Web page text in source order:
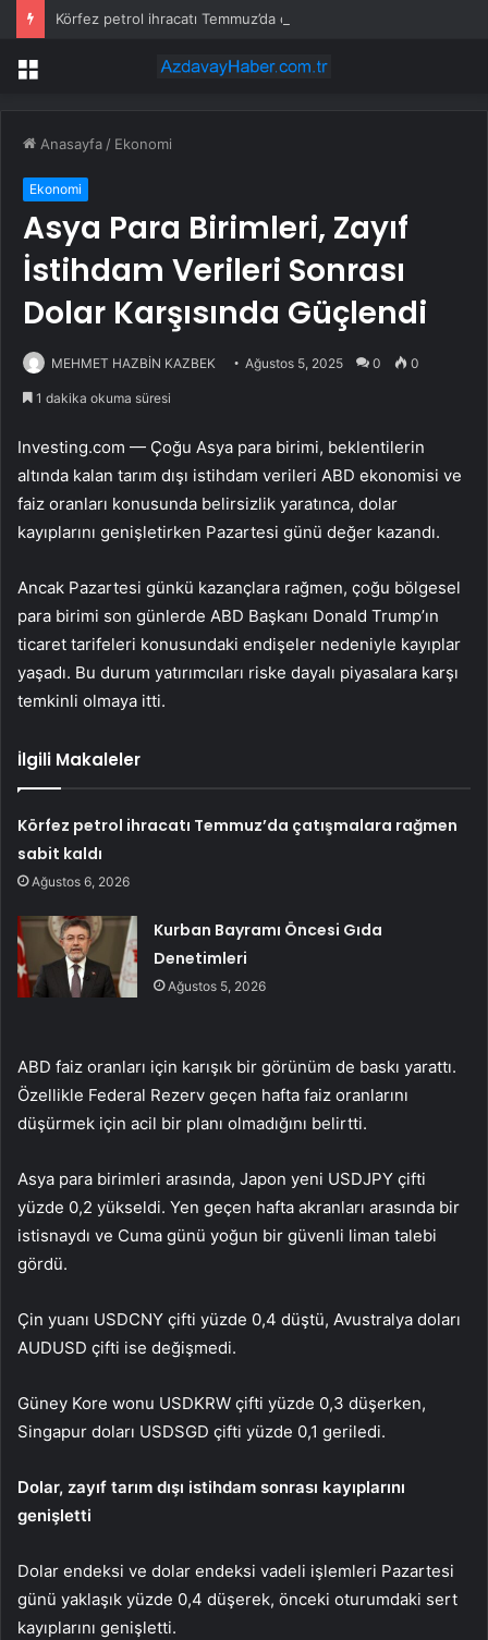
Menü
Anasayfa / Ekonomi
Ekonomi
Asya Para Birimleri, Zayıf
İstihdam Verileri Sonrası
Dolar Karşısında Güçlendi
MEHMET HAZBİN KAZBEK Ağustos 5, 2025 0 0
1 dakika okuma süresi
Investing.com — Çoğu Asya para birimi, beklentilerin
altında kalan tarım dışı istihdam verileri ABD ekonomisi ve
faiz oranları konusunda belirsizlik yaratınca, dolar
kayıplarını genişletirken Pazartesi günü değer kazandı.
Ancak Pazartesi günkü kazançlara rağmen, çoğu bölgesel
para birimi son günlerde ABD Başkanı Donald Trump’ın
ticaret tarifeleri konusundaki endişeler nedeniyle kayıplar
yaşadı. Bu durum yatırımcıları riske dayalı piyasalara karşı
temkinli olmaya itti.
İlgili Makaleler
Körfez petrol ihracatı Temmuz’da çatışmalara rağmen
sabit kaldı
Ağustos 6, 2026
Kurban Bayramı Öncesi Gıda
Denetimleri
Ağustos 5, 2026
ABD faiz oranları için karışık bir görünüm de baskı yarattı.
Özellikle Federal Rezerv geçen hafta faiz oranlarını
düşürmek için acil bir planı olmadığını belirtti.
Asya para birimleri arasında, Japon yeni USDJPY çifti
yüzde 0,2 yükseldi. Yen geçen hafta akranları arasında bir
istisnaydı ve Cuma günü yoğun bir güvenli liman talebi
gördü.
Çin yuanı USDCNY çifti yüzde 0,4 düştü, Avustralya doları
AUDUSD çifti ise değişmedi.
Güney Kore wonu USDKRW çifti yüzde 0,3 düşerken,
Singapur doları USDSGD çifti yüzde 0,1 geriledi.
Dolar, zayıf tarım dışı istihdam sonrası kayıplarını
genişletti
Dolar endeksi ve dolar endeksi vadeli işlemleri Pazartesi
günü yaklaşık yüzde 0,4 düşerek, önceki oturumdaki sert
kayıplarını genişletti.